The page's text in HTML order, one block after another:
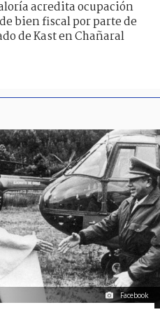
acredita ocupación
bien fiscal por parte de
de Kast en Chañaral
Facebook